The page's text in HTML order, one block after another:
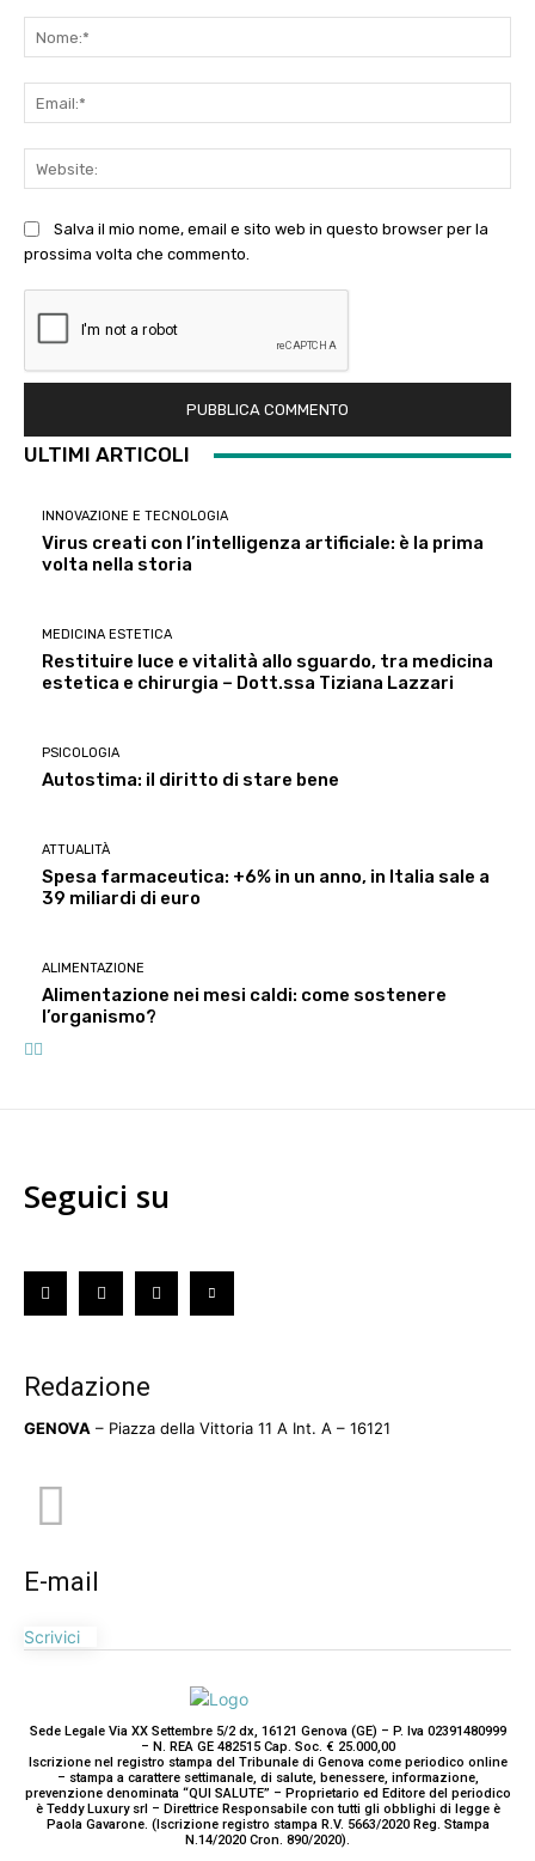
Salva il mio nome, email e sito web in questo browser per la
prossima volta che commento.
ULTIMI ARTICOLI
INNOVAZIONE E TECNOLOGIA
Virus creati con l’intelligenza artificiale: è la prima
volta nella storia
MEDICINA ESTETICA
Restituire luce e vitalità allo sguardo, tra medicina
estetica e chirurgia – Dott.ssa Tiziana Lazzari
PSICOLOGIA
Autostima: il diritto di stare bene
ATTUALITÀ
Spesa farmaceutica: +6% in un anno, in Italia sale a
39 miliardi di euro
ALIMENTAZIONE
Alimentazione nei mesi caldi: come sostenere
l’organismo?
Seguici su
Redazione
GENOVA – Piazza della Vittoria 11 A Int. A – 16121
E-mail
Scrivici
Sede Legale Via XX Settembre 5/2 dx, 16121 Genova (GE) – P. Iva 02391480999
– N. REA GE 482515 Cap. Soc. € 25.000,00
Iscrizione nel registro stampa del Tribunale di Genova come periodico online
– stampa a carattere settimanale, di salute, benessere, informazione,
prevenzione denominata “QUI SALUTE” – Proprietario ed Editore del periodico
è Teddy Luxury srl – Direttrice Responsabile con tutti gli obblighi di legge è
Paola Gavarone. (Iscrizione registro stampa R.V. 5663/2020 Reg. Stampa
N.14/2020 Cron. 890/2020).